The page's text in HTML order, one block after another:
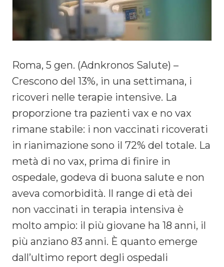
Roma, 5 gen. (Adnkronos Salute) –
Crescono del 13%, in una settimana, i
ricoveri nelle terapie intensive. La
proporzione tra pazienti vax e no vax
rimane stabile: i non vaccinati ricoverati
in rianimazione sono il 72% del totale. La
metà di no vax, prima di finire in
ospedale, godeva di buona salute e non
aveva comorbidità. Il range di età dei
non vaccinati in terapia intensiva è
molto ampio: il più giovane ha 18 anni, il
più anziano 83 anni. È quanto emerge
dall’ultimo report degli ospedali